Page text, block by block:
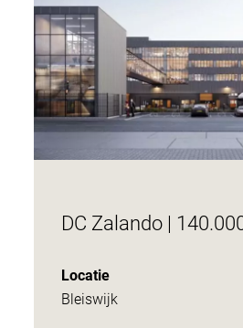
DC Zalando |
Locatie
Bleiswijk